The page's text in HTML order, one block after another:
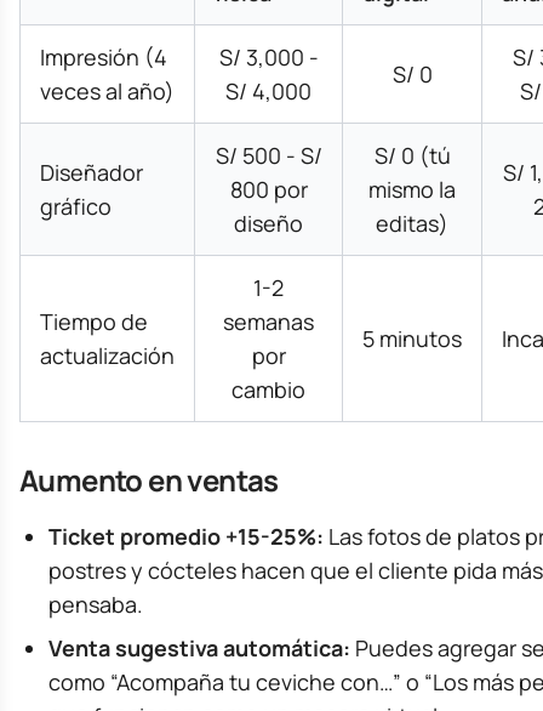
Impresión (4
veces al año)
S/ 3,000 -
S/ 4,000
S/ 0
S/
Diseñador
gráfico
S/ 500 - S/
800 por
diseño
S/ 0 (tú
mismo la
editas)
S/
Tiempo de
actualización
1-2
semanas
por
cambio
5 minutos
Aumento en ventas
Ticket promedio +15-25%: Las fotos de platos
postres y cócteles hacen que el cliente pida
pensaba.
Venta sugestiva automática: Puedes agregar
como “Acompaña tu ceviche con…” o “Los más